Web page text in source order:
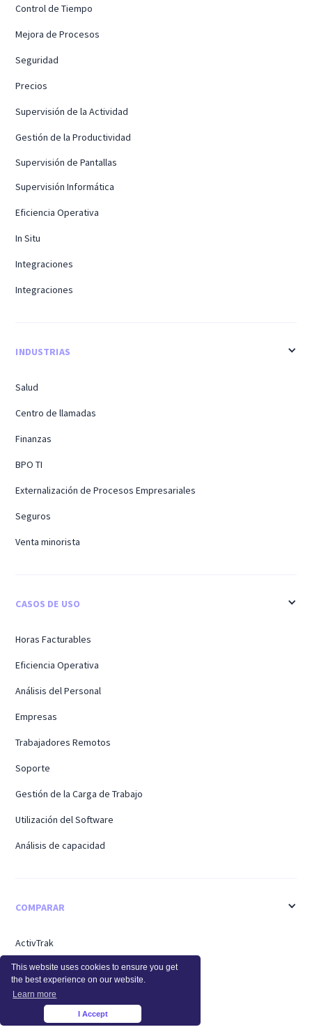
This website uses cookies to ensure you get
the best experience on our website.
Learn more
I Accept
Control de Tiempo
Mejora de Procesos
Seguridad
Precios
Supervisión de la Actividad
Gestión de la Productividad
Supervisión de Pantallas
Supervisión Informática
Eficiencia Operativa
In Situ
Integraciones
Integraciones
INDUSTRIAS
Salud
Centro de llamadas
Finanzas
BPO TI
Externalización de Procesos Empresariales
Seguros
Venta minorista
CASOS DE USO
Horas Facturables
Eficiencia Operativa
Análisis del Personal
Empresas
Trabajadores Remotos
Soporte
Gestión de la Carga de Trabajo
Utilización del Software
Análisis de capacidad
COMPARAR
ActivTrak
Time Doctor
Teramina
Personal del centro